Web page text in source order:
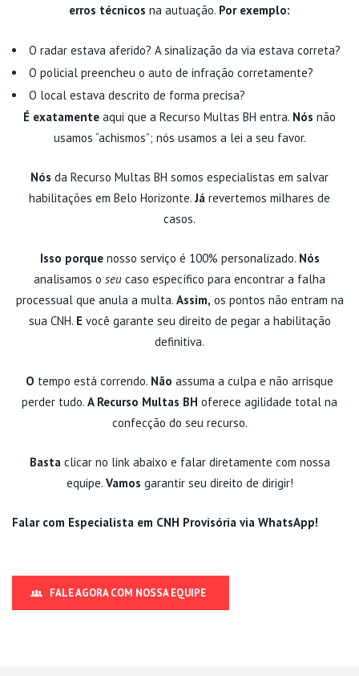
erros técnicos na autuação. Por exemplo:
O radar estava aferido? A sinalização da via estava correta?
O policial preencheu o auto de infração corretamente?
O local estava descrito de forma precisa?
É exatamente aqui que a Recurso Multas BH entra. Nós não
usamos “achismos”; nós usamos a lei a seu favor.
Nós da Recurso Multas BH somos especialistas em salvar
habilitações em Belo Horizonte. Já revertemos milhares de
casos.
Isso porquenosso serviço é 100% personalizado. Nós
analisamos o seu caso específico para encontrar a falha
processual que anula a multa. Assim, os pontos não entram na
sua CNH. E você garante seu direito de pegar a habilitação
definitiva.
O tempo está correndo. Não assuma a culpa e não arrisque
perder tudo. A Recurso Multas BH oferece agilidade total na
confecção do seu recurso.
Basta clicar no link abaixo e falar diretamente com nossa
equipe. Vamos garantir seu direito de dirigir!
Falar com Especialista em CNH Provisória via WhatsApp!
FALE AGORA COM NOSSA EQUIPE